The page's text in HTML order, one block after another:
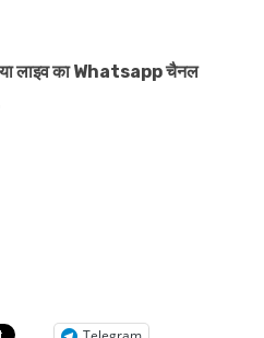
लाइव का Whatsapp चैनल